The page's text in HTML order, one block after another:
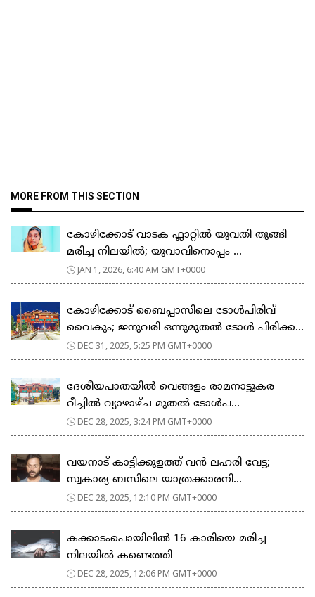
MORE FROM THIS SECTION
കോഴിക്കോട് വാടക ഫ്ലാറ്റിൽ യുവതി തൂങ്ങി
മരിച്ച നിലയിൽ; യുവാവിനൊപ്പം ...
JAN 1, 2026, 6:40 AM GMT+0000
കോഴിക്കോട് ബൈപ്പാസിലെ ടോൾപിരിവ്
വൈകും; ജനുവരി ഒന്നുമുതൽ ടോൾ പിരിക്ക...
DEC 31, 2025, 5:25 PM GMT+0000
ദേശീയപാതയില്‍ വെങ്ങളം രാമനാട്ടുകര
റീച്ചില്‍ വ്യാഴാഴ്ച മുതല്‍ ടോള്‍പ...
DEC 28, 2025, 3:24 PM GMT+0000
വയനാട് കാട്ടിക്കുളത്ത് വന്‍ ലഹരി വേട്ട;
സ്വകാര്യ ബസിലെ യാത്രക്കാരനി...
DEC 28, 2025, 12:10 PM GMT+0000
കക്കാടംപൊയിലിൽ 16 കാരിയെ മരിച്ച
നിലയിൽ കണ്ടെത്തി
DEC 28, 2025, 12:06 PM GMT+0000